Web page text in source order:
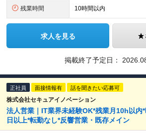
残業時間 10時間以内
求人を見る
掲載終了予定日：
正社員 面接情報有 話を聞きたい応募可
株式会社セキュアイノベーション
法人営業｜IT業界未経験OK*残業月10h以内
日以上*転勤なし*反響営業・既存メイン